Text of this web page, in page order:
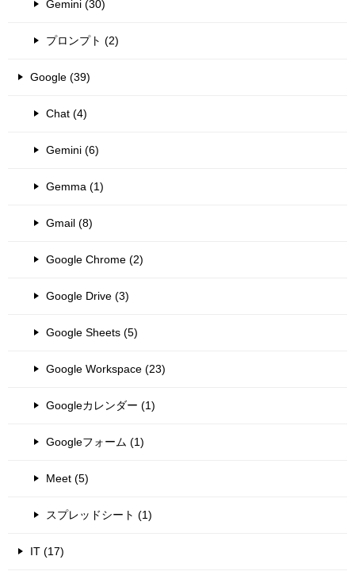
Gemini (30)
プロンプト (2)
Google (39)
Chat (4)
Gemini (6)
Gemma (1)
Gmail (8)
Google Chrome (2)
Google Drive (3)
Google Sheets (5)
Google Workspace (23)
Googleカレンダー (1)
Googleフォーム (1)
Meet (5)
スプレッドシート (1)
IT (17)